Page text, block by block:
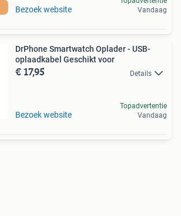
Bezoek website
Vandaag
DrPhone Smartwatch Oplader - USB-
oplaadkabel Geschikt voor
€ 17,95 Details
Bezoek website
Topadvertentie
Vandaag